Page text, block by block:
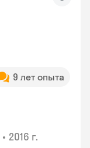
9 лет опыта
• 2016 г.